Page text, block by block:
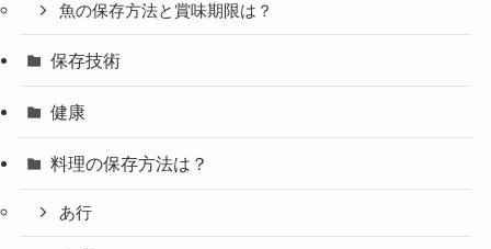
魚の保存方法と賞味期限は？
保存技術
健康
料理の保存方法は？
あ行